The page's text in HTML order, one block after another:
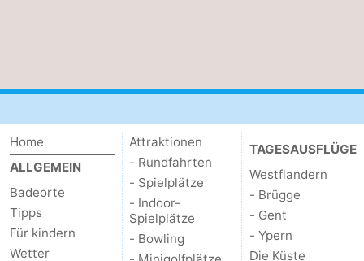
Wandern
-
Golfplatze
-
Surfen
Essen
und
Veranstaltungen
Home
ALLGEMEIN
Badeorte
Tipps
Für kindern
Wetter
Attraktionen
- Rundfahrten
- Spielplätze
- Indoor-
Spielplätze
- Bowling
TAGESAUSFLÜGE
Westflandern
- Brügge
- Gent
- Ypern
Die Küste